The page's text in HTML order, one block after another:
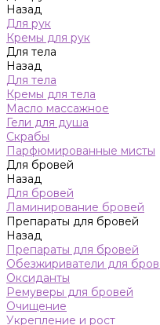
Назад
Для рук
Кремы для рук
Для тела
Назад
Для тела
Кремы для тела
Масло массажное
Гели для душа
Скрабы
Парфюмированные мисты
Для бровей
Назад
Для бровей
Ламинирование бровей
Препараты для бровей
Назад
Препараты для бровей
Обезжириватели для
Оксиданты
Ремуверы для бровей
Очищение
Укрепление и рост